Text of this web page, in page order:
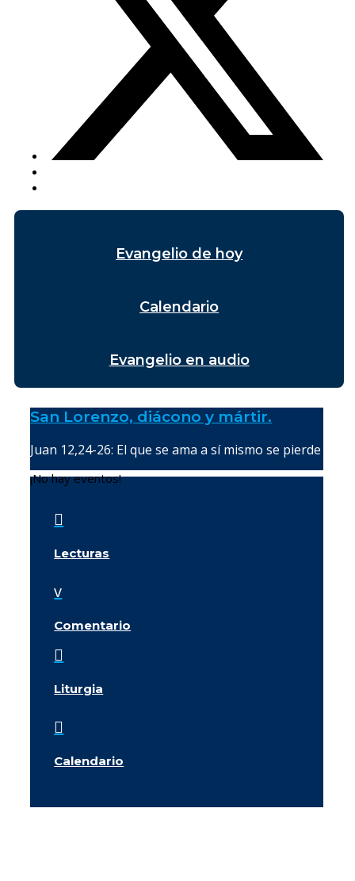
Evangelio de hoy
Calendario
Evangelio en audio
San Lorenzo, diácono y mártir.
Juan 12,24-26: El que se ama a sí mismo se pierde
¡No hay eventos!

Lecturas
v
Comentario

Liturgia

Calendario